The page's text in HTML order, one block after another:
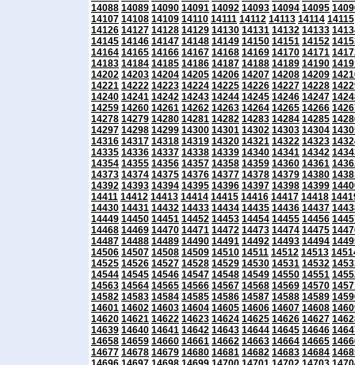
14088 14089 14090 14091 14092 14093 14094 14095
14107 14108 14109 14110 14111 14112 14113 14114 14115
14126 14127 14128 14129 14130 14131 14132 14133
14145 14146 14147 14148 14149 14150 14151 14152
14164 14165 14166 14167 14168 14169 14170 14171
14183 14184 14185 14186 14187 14188 14189 14190
14202 14203 14204 14205 14206 14207 14208 14209
14221 14222 14223 14224 14225 14226 14227 14228
14240 14241 14242 14243 14244 14245 14246 14247
14259 14260 14261 14262 14263 14264 14265 14266
14278 14279 14280 14281 14282 14283 14284 14285
14297 14298 14299 14300 14301 14302 14303 14304
14316 14317 14318 14319 14320 14321 14322 14323
14335 14336 14337 14338 14339 14340 14341 14342
14354 14355 14356 14357 14358 14359 14360 14361
14373 14374 14375 14376 14377 14378 14379 14380
14392 14393 14394 14395 14396 14397 14398 14399
14411 14412 14413 14414 14415 14416 14417 14418
14430 14431 14432 14433 14434 14435 14436 14437
14449 14450 14451 14452 14453 14454 14455 14456
14468 14469 14470 14471 14472 14473 14474 14475
14487 14488 14489 14490 14491 14492 14493 14494
14506 14507 14508 14509 14510 14511 14512 14513
14525 14526 14527 14528 14529 14530 14531 14532
14544 14545 14546 14547 14548 14549 14550 14551
14563 14564 14565 14566 14567 14568 14569 14570
14582 14583 14584 14585 14586 14587 14588 14589
14601 14602 14603 14604 14605 14606 14607 14608
14620 14621 14622 14623 14624 14625 14626 14627
14639 14640 14641 14642 14643 14644 14645 14646
14658 14659 14660 14661 14662 14663 14664 14665
14677 14678 14679 14680 14681 14682 14683 14684